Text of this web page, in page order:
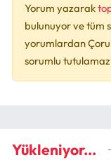
Yorum yazarak
bulunuyor ve tüm
yorumlardan
sorumlu
Yükleniyor...